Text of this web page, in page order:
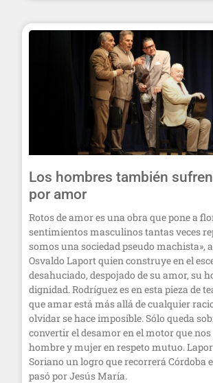
Los hombres también
por amor
Rotos de amor es una obra que pone a
sentimientos masculinos tantas veces
somos una sociedad pseudo machista»,
Osvaldo Laport quien construye en el
desahuciado, despojado de su amor, su
dignidad. Rodríguez es en esta pieza de
que amar está más allá de cualquier
olvidar se hace imposible. Sólo queda
convertir el desamor en el motor que
hombre y mujer en respeto mutuo.
Soriano un logro que recorrerá Córdoba
pasó por Jesús María.